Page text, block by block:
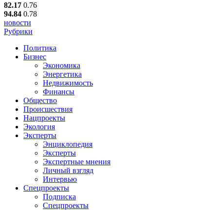
82.17 0.76
94.84 0.78
новости
Рубрики
Политика
Бизнес
Экономика
Энергетика
Недвижимость
Финансы
Общество
Происшествия
Нацпроекты
Экология
Эксперты
Энциклопедия
Эксперты
Экспертные мнения
Личный взгляд
Интервью
Спецпроекты
Подписка
Спецпроекты